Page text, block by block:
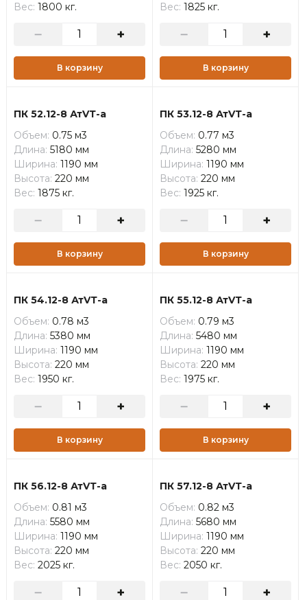
Вес: 1800 кг.
В корзину
Вес: 1825 кг.
В корзину
ПК 52.12-8 АтVТ-а
Объем: 0.75 м3
Длина: 5180 мм
Ширина: 1190 мм
Высота: 220 мм
Вес: 1875 кг.
В корзину
ПК 53.12-8 АтVТ-а
Объем: 0.77 м3
Длина: 5280 мм
Ширина: 1190 мм
Высота: 220 мм
Вес: 1925 кг.
В корзину
ПК 54.12-8 АтVТ-а
Объем: 0.78 м3
Длина: 5380 мм
Ширина: 1190 мм
Высота: 220 мм
Вес: 1950 кг.
В корзину
ПК 55.12-8 АтVТ-а
Объем: 0.79 м3
Длина: 5480 мм
Ширина: 1190 мм
Высота: 220 мм
Вес: 1975 кг.
В корзину
ПК 56.12-8 АтVТ-а
Объем: 0.81 м3
Длина: 5580 мм
Ширина: 1190 мм
Высота: 220 мм
Вес: 2025 кг.
ПК 57.12-8 АтVТ-а
Объем: 0.82 м3
Длина: 5680 мм
Ширина: 1190 мм
Высота: 220 мм
Вес: 2050 кг.